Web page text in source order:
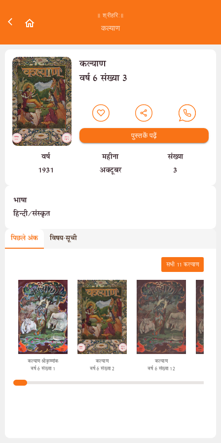
॥ श्रीहरि:॥
कल्याण
कल्याण
वर्ष 6 संख्या 3
पुस्तकें पढ़ें
वर्ष
1931
महीना
अक्टूबर
संख्या
3
भाषा
हिन्दी/संस्कृत
पिछले अंक विषय-सूची
सभी 11 कल्याण
कल्याण श्रीकृष्णांक
वर्ष 6 संख्या 1
कल्याण
वर्ष 6 संख्या 2
कल्याण
वर्ष 6 संख्या 12